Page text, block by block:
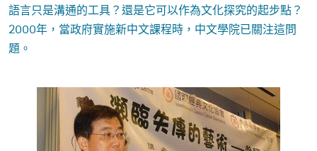
語言只是溝通的工具？還是它可以作為文化探究的起步點？
2000年，當政府實施新中文課程時，中文學院已關注這問
題。